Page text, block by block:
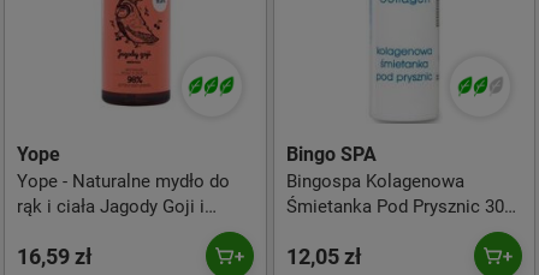
Yope
Yope - Naturalne mydło do
rąk i ciała Jagody Goji i
16,59 zł
Bingo SPA
Bingospa Kolagenowa
Śmietanka Pod Prysznic 300
12,05 zł